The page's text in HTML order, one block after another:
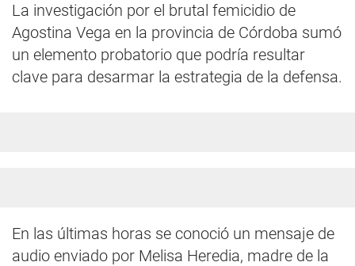
La investigación por el brutal femicidio de
Agostina Vega en la provincia de Córdoba sumó
un elemento probatorio que podría resultar
clave para desarmar la estrategia de la defensa.
En las últimas horas se conoció un mensaje de
audio enviado por Melisa Heredia, madre de la